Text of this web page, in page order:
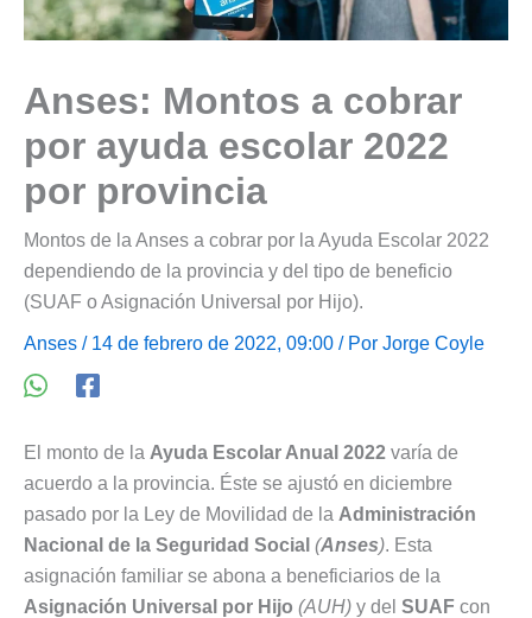
Anses: Montos a cobrar
por ayuda escolar 2022
por provincia
Montos de la Anses a cobrar por la Ayuda Escolar 2022
dependiendo de la provincia y del tipo de beneficio
(SUAF o Asignación Universal por Hijo).
Anses / 14 de febrero de 2022, 09:00 / Por Jorge Coyle
El monto de la Ayuda Escolar Anual 2022 varía de
acuerdo a la provincia. Éste se ajustó en diciembre
pasado por la Ley de Movilidad de la Administración
Nacional de la Seguridad Social (Anses). Esta
asignación familiar se abona a beneficiarios de la
Asignación Universal por Hijo (AUH) y del SUAF con